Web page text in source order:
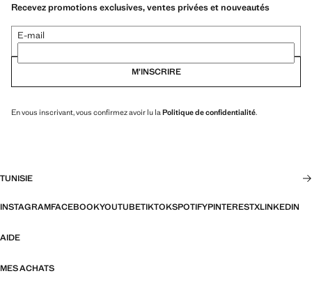
Recevez promotions exclusives, ventes privées et nouveautés
E-mail
M’INSCRIRE
En vous inscrivant, vous confirmez avoir lu la Politique de confidentialité.
TUNISIE
INSTAGRAMFACEBOOKYOUTUBETIKTOKSPOTIFYPINTERESTXLINKEDIN
AIDE
MES ACHATS